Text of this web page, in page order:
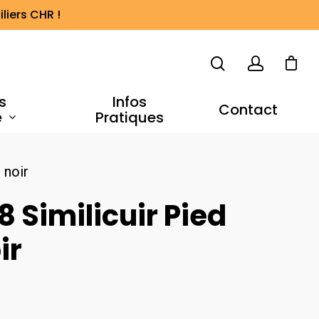
CHR !
Infos
Pratiques Contact
noir
Similicuir Pied